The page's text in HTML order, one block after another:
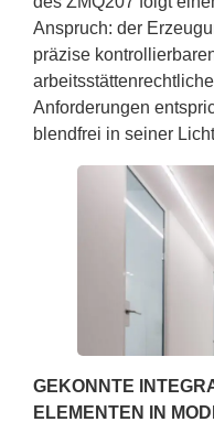
Anspruch: der
präzise
Anforderungen
blendfrei in seiner
GEKONNTE
ELEMENTEN IN